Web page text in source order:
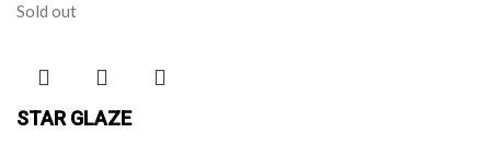
Sold out
STAR GLAZE